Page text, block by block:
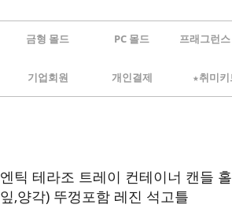
금형 몰드 PC 몰드 프래그런
기업회원 개인결제 ★취미키
엔틱 테라조 트레이 컨테이너 캔들
잎,양각) 뚜껑포함 레진 석고틀